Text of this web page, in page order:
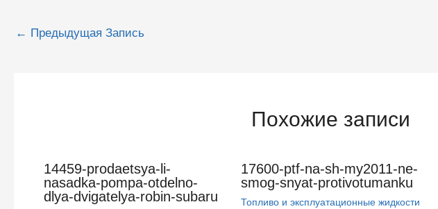
Навигация
← Предыдущая Запись
Похожие записи
14459-prodaetsya-li-
nasadka-pompa-otdelno-
dlya-dvigatelya-robin-subaru
17600-ptf-na-sh-my2011-ne-
smog-snyat-protivotumanku
Топливо и эксплуатационные жидкости